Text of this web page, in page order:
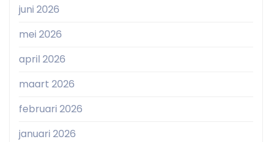
juni 2026
mei 2026
april 2026
maart 2026
februari 2026
januari 2026